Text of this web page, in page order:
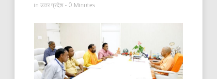
in उत्तर प्रदेश - 0 Minutes